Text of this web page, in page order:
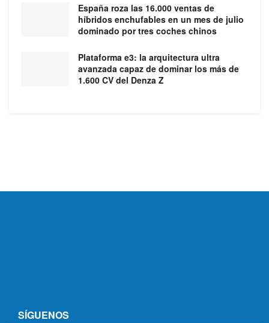
España roza las 16.000 ventas de
híbridos enchufables en un mes de julio
dominado por tres coches chinos
Plataforma e3: la arquitectura ultra
avanzada capaz de dominar los más de
1.600 CV del Denza Z
SÍGUENOS